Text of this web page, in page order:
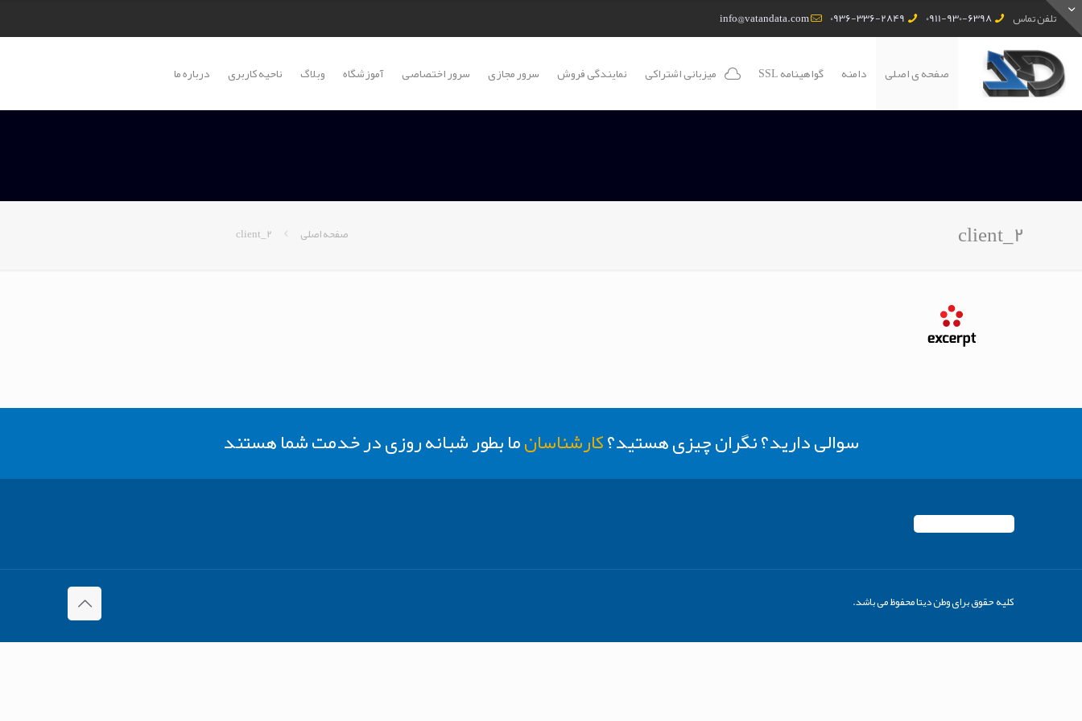
تلفن تماس 0911-930-6398
0936-336-2849
info@vatandata.com
صفحه ی اصلی دامنه گواهینامه SSL میزبانی اشتراکی نمایندگی فروش سرور مجازی سرور اختصاصی آموزشگاه وبلاگ ناحیه کاربری درباره ما
client_2 صفحه اصلی client_2
سوالی دارید؟ نگران چیزی هستید؟کارشناسانما بطور شبانه روزی در خدمت شما هستند
کلیه حقوق برای وطن دیتا محفوظ می باشد.